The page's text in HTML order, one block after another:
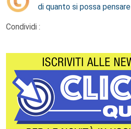
di quanto si possa pensare
Condividi :